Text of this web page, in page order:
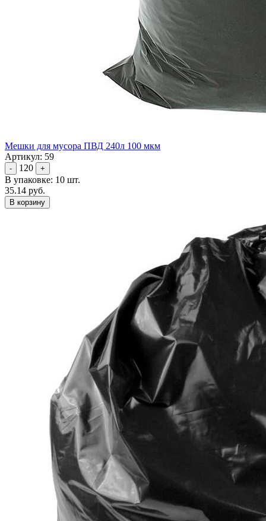
Мешки для мусора ПВД 240л 100 мкм
Артикул: 59
- 120 +
В упаковке: 10 шт.
35.14 руб.
В корзину